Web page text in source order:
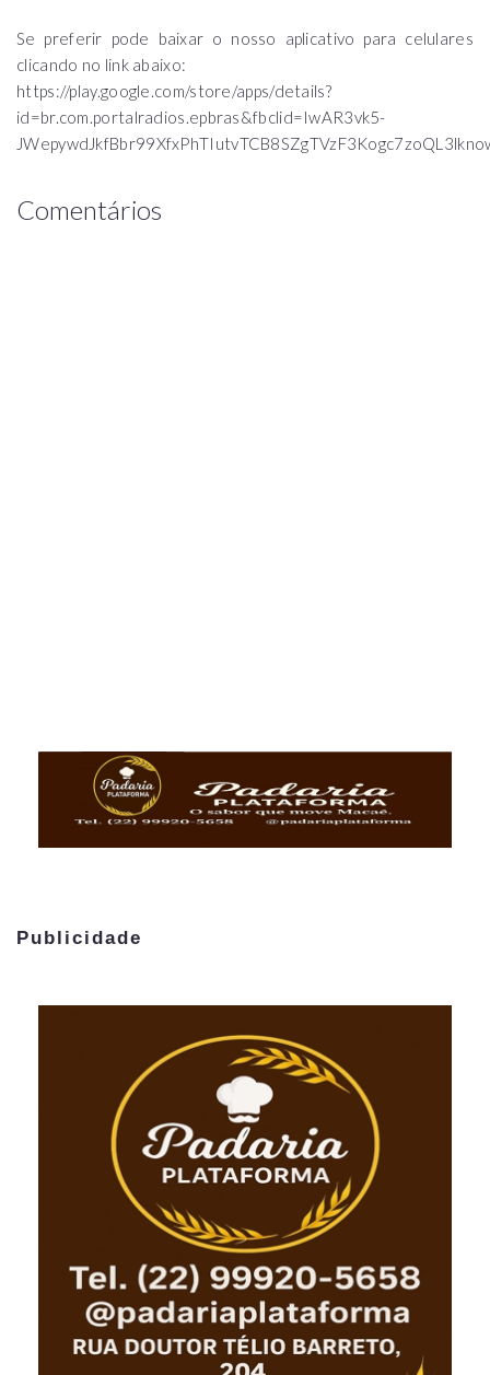
Se preferir pode baixar o nosso aplicativo para celulares
clicando no link abaixo:
https://play.google.com/store/apps/details?
id=br.com.portalradios.epbras&fbclid=IwAR3vk5-
Comentários
Publicidade